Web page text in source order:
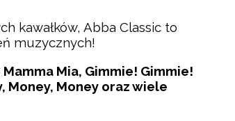
kawałków, Abba Classic to
muzycznych!
Mamma Mia, Gimmie! Gimmie!
Money, Money oraz wiele